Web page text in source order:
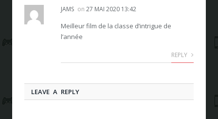
JAMS on 27 MAI 2020 13:42
Meilleur film de la classe d’intrigue de
l’année
REPLY
LEAVE A REPLY